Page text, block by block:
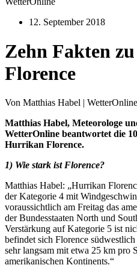
12. September 2018
Zehn Fakten
Florence
Von Matthias Habel | WetterOnline
Matthias Habel, Meteorologe
WetterOnline beantwortet die
Hurrikan Florence.
1) Wie stark ist Florence?
Matthias Habel: „Hurrikan
der Kategorie 4 mit
voraussichtlich am Freitag das
der Bundesstaaten North und
Verstärkung auf Kategorie 5 ist
befindet sich Florence
sehr langsam mit etwa 25 km pro
amerikanischen Kontinents.“